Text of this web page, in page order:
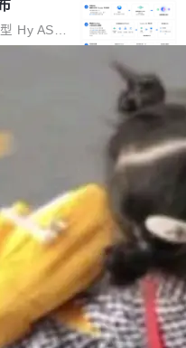
CodeBas
此前登录
程序员圈
权限、无
GPU 显
AI 团队
博客上发
每 token
不仅是显
Hy ASR
Hy3 的
懂。通过
字直接给
“理解语
3.0 previe
语、吴语
区。在开
多语种的